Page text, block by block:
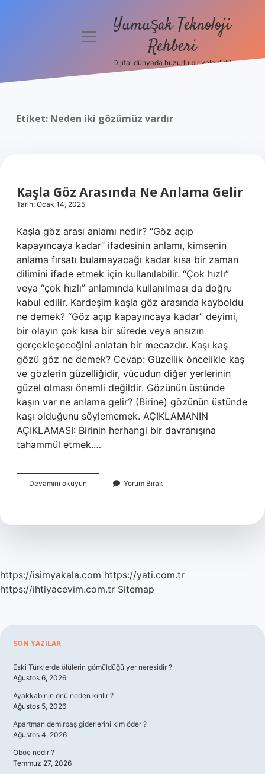
Politikası
menüyüYumuşak Teknoloji
Rehberi
Dijital dünyada huzurlu bir yolculuk!
Etiket: Neden iki gözümüz vardır
Kaşla Göz Arasında Ne Anlama Gelir
Tarih: Ocak 14, 2025
Kaşla göz arası anlamı nedir? “Göz açıp
kapayıncaya kadar” ifadesinin anlamı, kimsenin
anlama fırsatı bulamayacağı kadar kısa bir zaman
dilimini ifade etmek için kullanılabilir. “Çok hızlı”
veya “çok hızlı” anlamında kullanılması da doğru
kabul edilir. Kardeşim kaşla göz arasında kayboldu
ne demek? “Göz açıp kapayıncaya kadar” deyimi,
bir olayın çok kısa bir sürede veya ansızın
gerçekleşeceğini anlatan bir mecazdır. Kaşı kaş
gözü göz ne demek? Cevap: Güzellik öncelikle kaş
ve gözlerin güzelliğidir, vücudun diğer yerlerinin
güzel olması önemli değildir. Gözünün üstünde
kaşın var ne anlama gelir? (Birine) gözünün üstünde
kaşı olduğunu söylememek. AÇIKLAMANIN
AÇIKLAMASI: Birinin herhangi bir davranışına
tahammül etmek.…
Devamını okuyun
Göz
Anlama
Yorum Bırak
https://isimyakala.com https://yati.com.tr
https://ihtiyacevim.com.tr Sitemap
Sidebar
SON YAZILAR
Eski Türklerde ölülerin gömüldüğü yer neresidir ?
Ağustos 6, 2026
Ayakkabının önü neden kırılır ?
Ağustos 5, 2026
Apartman demirbaş giderlerini kim öder ?
Ağustos 4, 2026
Oboe nedir ?
Temmuz 27, 2026